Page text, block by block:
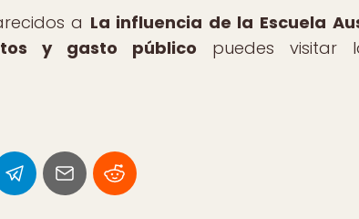
a La influencia de la Escuela
y gasto público puedes visitar